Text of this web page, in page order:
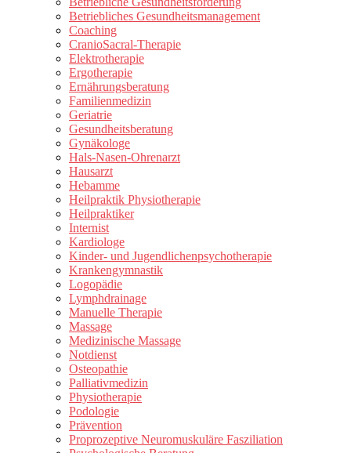
Betriebliches Gesundheitsmanagement
Coaching
CranioSacral-Therapie
Elektrotherapie
Ergotherapie
Ernährungsberatung
Familienmedizin
Geriatrie
Gesundheitsberatung
Gynäkologe
Hals-Nasen-Ohrenarzt
Hausarzt
Hebamme
Heilpraktik Physiotherapie
Heilpraktiker
Internist
Kardiologe
Kinder- und Jugendlichenpsychotherapie
Krankengymnastik
Logopädie
Lymphdrainage
Manuelle Therapie
Massage
Medizinische Massage
Notdienst
Osteopathie
Palliativmedizin
Physiotherapie
Podologie
Prävention
Proprozeptive Neuromuskuläre Fasziliation